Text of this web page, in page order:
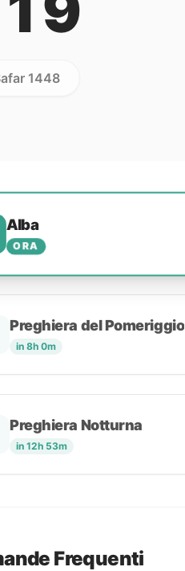
1448
Alba
ORA
Preghiera del Pomeriggio
in 8h 0m
Preghiera Notturna
in 12h 53m
Frequenti